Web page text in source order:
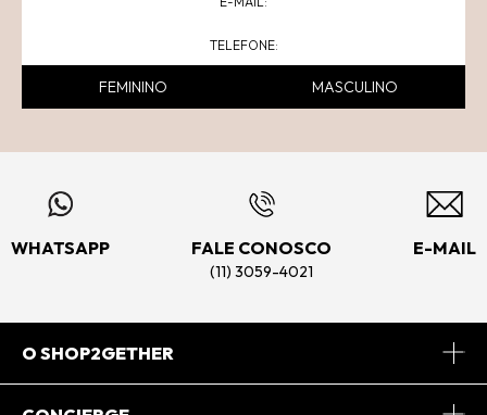
FEMININO MASCULINO
WHATSAPP FALE CONOSCO
(11) 3059-4021
E-MAIL
O SHOP2GETHER